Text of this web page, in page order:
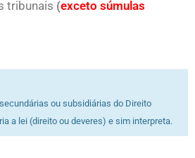
tribunais (exceto súmulas
ou subsidiárias do Direito
a lei (direito ou deveres) e sim interpreta.